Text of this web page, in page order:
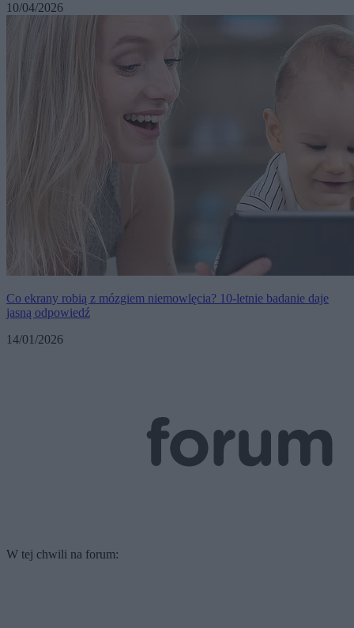
10/04/2026
Co ekrany robią z mózgiem niemowlęcia? 10-letnie badanie daje
jasną odpowiedź
14/01/2026
W tej chwili na forum: